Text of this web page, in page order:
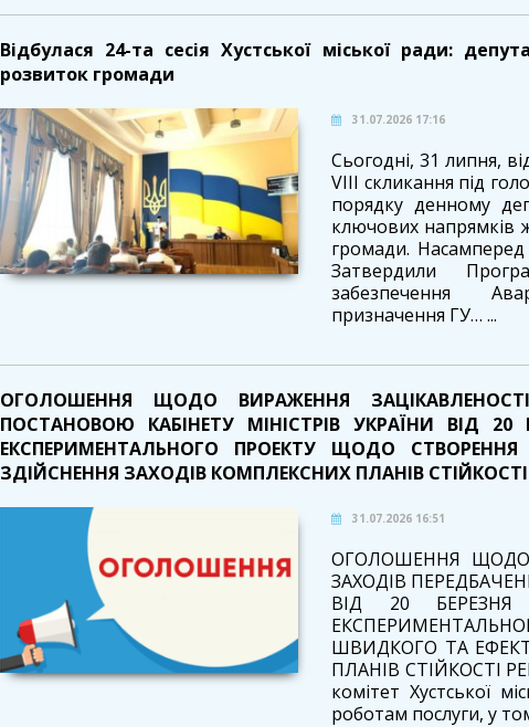
Відбулася 24-та сесія Хустської міської ради:
розвиток громади
31.07.2026 17:16
Сьогодні, 31 липня,
VIII скликання під
порядку денному
ключових напрямків
громади.
Затвердили
забезпечення
призначення ГУ… ...
ОГОЛОШЕННЯ ЩОДО ВИРАЖЕННЯ
ПОСТАНОВОЮ КАБІНЕТУ МІНІСТРІВ УКРАЇНИ ВІД
ЕКСПЕРИМЕНТАЛЬНОГО ПРОЕКТУ ЩОДО
ЗДІЙСНЕННЯ ЗАХОДІВ КОМПЛЕКСНИХ ПЛАНІВ СТІЙКОСТІ
31.07.2026 16:51
ОГОЛОШЕННЯ ЩОДО
ЗАХОДІВ
ВІД 20
ШВИДКОГО ТА
ПЛАНІВ СТІЙКОСТІ
комітет Хустської
роботам послуги, у